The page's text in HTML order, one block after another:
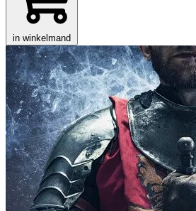
in winkelmand